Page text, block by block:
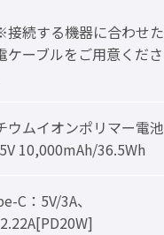
続する機器に合わせた
ケーブルをご用意くださ
ウムイオンポリマー電池
10,000mAh/36.5Wh
C：5V/3A、